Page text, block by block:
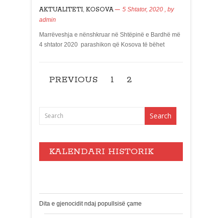
AKTUALITETI, KOSOVA 5 Shtator, 2020 , by
admin
Marrëveshja e nënshkruar në Shtëpinë e Bardhë më
4 shtator 2020 parashikon që Kosova të bëhet
PREVIOUS 1 2
KALENDARI HISTORIK
Dita e gjenocidit ndaj popullsisë çame